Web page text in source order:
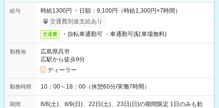
給与
時給1300円 ・日額：9,100円（時給1,300円×7時間）
交通費別途支給あり
交通費 ・自転車通勤可 ・車通勤可(駐車場無料)
勤務地
広島県呉市
広駅から徒歩9分
ディーラー
勤務時間 10：00～18：00（休憩60分/実働7時間）
期間
8/8(土)、8/9(日)、22日(土)、23日(日)の期間限定 1日のみも歓